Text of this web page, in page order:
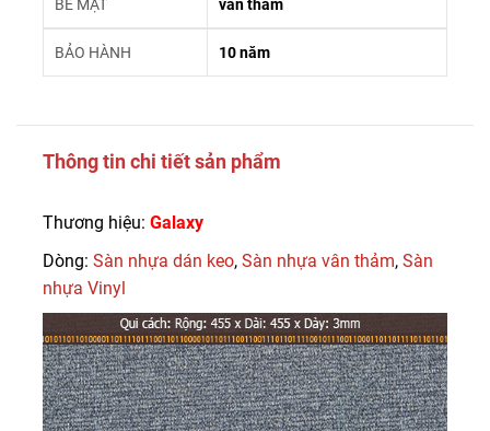
BỀ MẶT vân thảm
BẢO HÀNH 10 năm
Thông tin chi tiết sản phẩm
Thương hiệu: Galaxy
Dòng: Sàn nhựa dán keo, Sàn nhựa vân thảm, Sàn
nhựa Vinyl